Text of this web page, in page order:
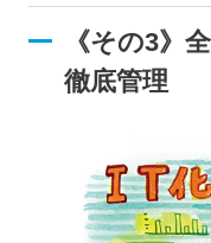
《その3》
徹底管理